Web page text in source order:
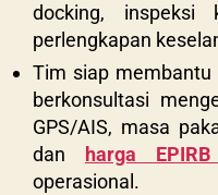
docking, inspeksi
perlengkapan
Tim siap membantu
berkonsultasi
GPS/AIS, masa
dan
harga
operasional.